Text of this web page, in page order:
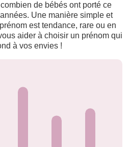
de bébés ont porté ce
Une manière simple et
est tendance, rare ou en
aider à choisir un prénom qui
à vos envies !